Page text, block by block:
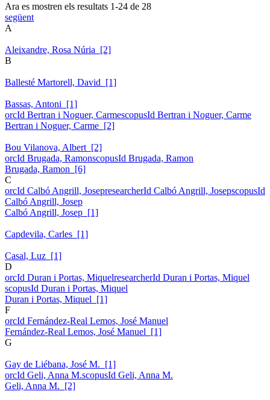
Ara es mostren els resultats 1-24 de 28
següent
A
Aleixandre, Rosa Núria [2]
B
Ballesté Martorell, David [1]
Bassas, Antoni [1]
orcId Bertran i Noguer, CarmescopusId Bertran i Noguer, Carme
Bertran i Noguer, Carme [2]
Bou Vilanova, Albert [2]
orcId Brugada, RamonscopusId Brugada, Ramon
Brugada, Ramon [6]
C
orcId Calbó Angrill, JosepresearcherId Calbó Angrill, JosepscopusId
Calbó Angrill, Josep
Calbó Angrill, Josep [1]
Capdevila, Carles [1]
Casal, Luz [1]
D
orcId Duran i Portas, MiquelresearcherId Duran i Portas, Miquel
scopusId Duran i Portas, Miquel
Duran i Portas, Miquel [1]
F
orcId Fernández-Real Lemos, José Manuel
Fernández-Real Lemos, José Manuel [1]
G
Gay de Liébana, José M. [1]
orcId Geli, Anna M.scopusId Geli, Anna M.
Geli, Anna M. [2]